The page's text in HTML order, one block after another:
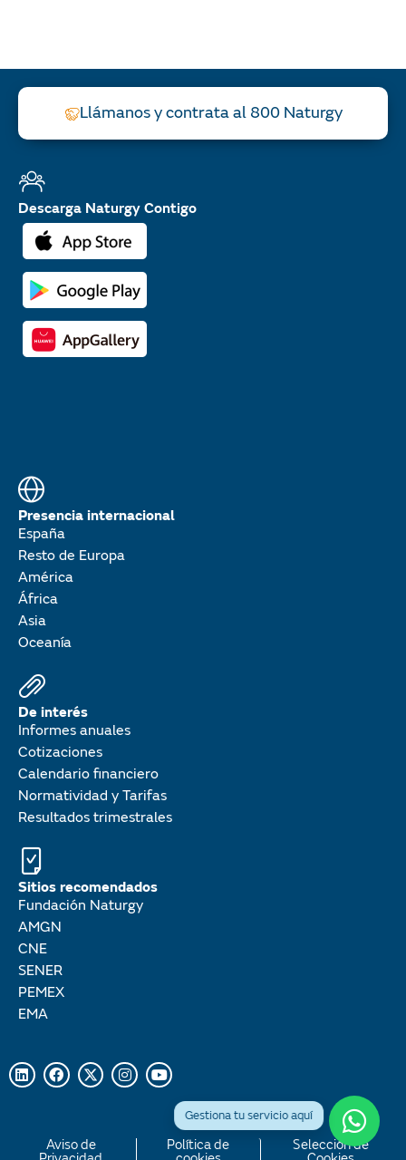
Llámanos y contrata al 800 Naturgy
Descarga Naturgy Contigo
Presencia internacional
España
Resto de Europa
América
África
Asia
Oceanía
De interés
Informes anuales
Cotizaciones
Calendario financiero
Normatividad y Tarifas
Resultados trimestrales
Sitios recomendados
Fundación Naturgy
AMGN
CNE
SENER
PEMEX
EMA
Aviso de Política de Selección de